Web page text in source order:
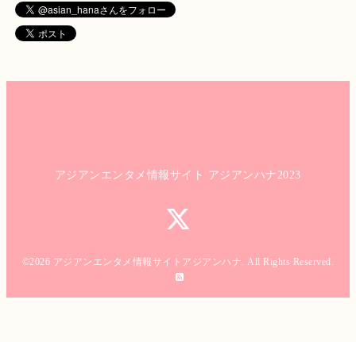
アジアンエンタメ情報サイト アジアンハナ2023
©2026 アジアンエンタメ情報サイトアジアンハナ. All Rights Reserved.